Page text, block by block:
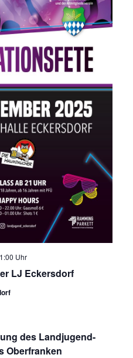
LJ Eckersdorf
Uhr
des Landjugend-
Oberfranken